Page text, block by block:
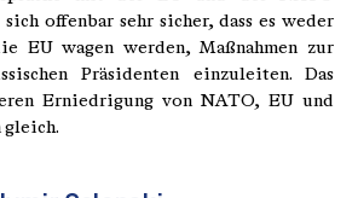
offenbar sehr sicher, dass es weder
EU wagen werden, Maßnahmen zur
Präsidenten einzuleiten. Das
Erniedrigung von NATO, EU und